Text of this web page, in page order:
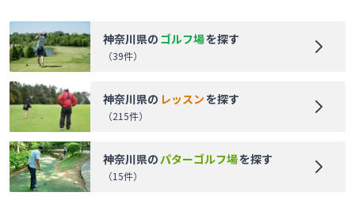
神奈川県の ゴルフ場を探す
（39件）
神奈川県の レッスンを探す
（215件）
神奈川県のパターゴルフ場を探す
（15件）